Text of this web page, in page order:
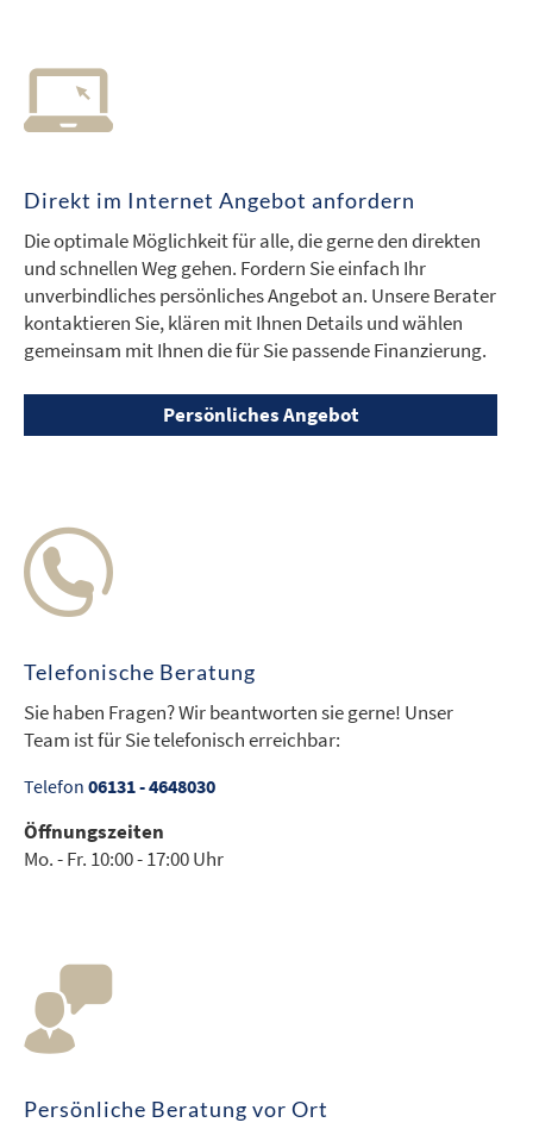
Direkt im Internet Angebot anfordern
Die optimale Möglichkeit für alle, die gerne den direkten
und schnellen Weg gehen. Fordern Sie einfach Ihr
unverbindliches persönliches Angebot an. Unsere Berater
kontaktieren Sie, klären mit Ihnen Details und wählen
gemeinsam mit Ihnen die für Sie passende Finanzierung.
Persönliches Angebot
Telefonische Beratung
Sie haben Fragen? Wir beantworten sie gerne! Unser
Team ist für Sie telefonisch erreichbar:
Telefon 06131 - 4648030
Öffnungszeiten
Mo. - Fr. 10:00 - 17:00 Uhr
Persönliche Beratung vor Ort